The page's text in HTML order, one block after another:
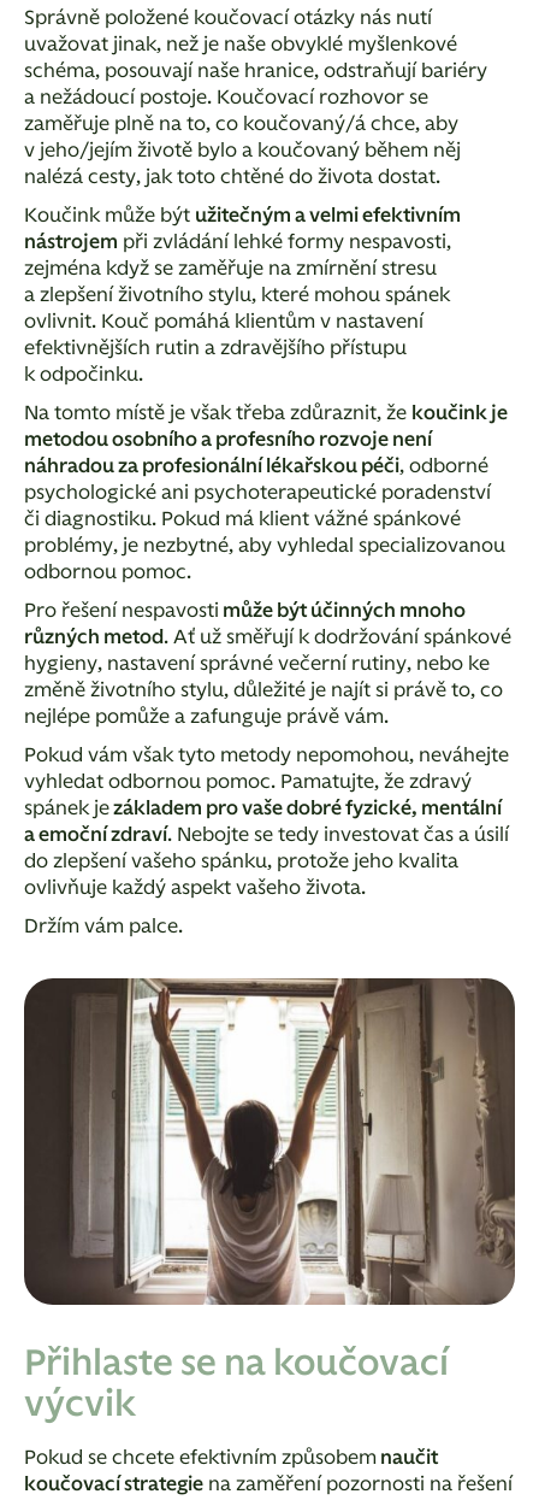
Správně položené koučovací otázky nás nutí
uvažovat jinak, než je naše obvyklé myšlenkové
schéma, posouvají naše hranice, odstraňují bariéry
a nežádoucí postoje. Koučovací rozhovor se
zaměřuje plně na to, co koučovaný/á chce, aby
v jeho/jejím životě bylo a koučovaný během něj
nalézá cesty, jak toto chtěné do života dostat.
Koučink může být užitečným a velmi efektivním
nástrojem při zvládání lehké formy nespavosti,
zejména když se zaměřuje na zmírnění stresu
a zlepšení životního stylu, které mohou spánek
ovlivnit. Kouč pomáhá klientům v nastavení
efektivnějších rutin a zdravějšího přístupu
k odpočinku.
Na tomto místě je však třeba zdůraznit, že koučink je
metodou osobního a profesního rozvoje není
náhradou za profesionální lékařskou péči, odborné
psychologické ani psychoterapeutické poradenství
či diagnostiku. Pokud má klient vážné spánkové
problémy, je nezbytné, aby vyhledal specializovanou
odbornou pomoc.
Pro řešení nespavosti může být účinných mnoho
různých metod. Ať už směřují k dodržování spánkové
hygieny, nastavení správné večerní rutiny, nebo ke
změně životního stylu, důležité je najít si právě to, co
nejlépe pomůže a zafunguje právě vám.
Pokud vám však tyto metody nepomohou, neváhejte
vyhledat odbornou pomoc. Pamatujte, že zdravý
spánek jezákladem pro vaše dobré fyzické, mentální
a emoční zdraví. Nebojte se tedy investovat čas a úsilí
do zlepšení vašeho spánku, protože jeho kvalita
ovlivňuje každý aspekt vašeho života.
Držím vám palce.
Přihlaste se na koučovací
výcvik
Pokud se chcete efektivním způsobem naučit
koučovací strategie na zaměření pozornosti na řešení